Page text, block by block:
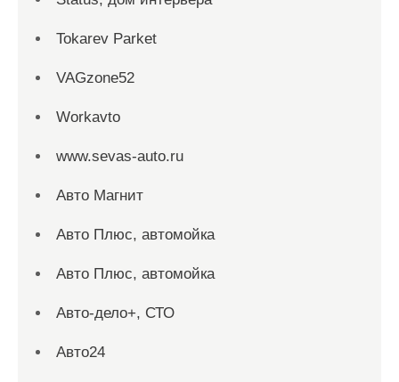
Tokarev Parket
VAGzone52
Workavto
www.sevas-auto.ru
Авто Магнит
Авто Плюс, автомойка
Авто Плюс, автомойка
Авто-дело+, СТО
Авто24